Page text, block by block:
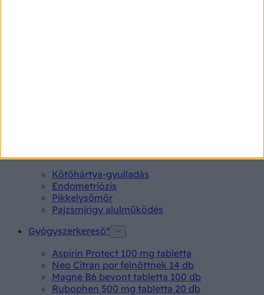
Kötőhártya-gyulladás
Endometriózis
Pikkelysömör
Pajzsmirigy alulműködés
Gyógyszerkereső*
Aspirin Protect 100 mg tabletta
Neo Citran por felnőttnek 14 db
Magne B6 bevont tabletta 100 db
Rubophen 500 mg tabletta 20 db